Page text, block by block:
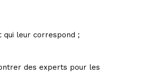
qui leur correspond ;
des experts pour les